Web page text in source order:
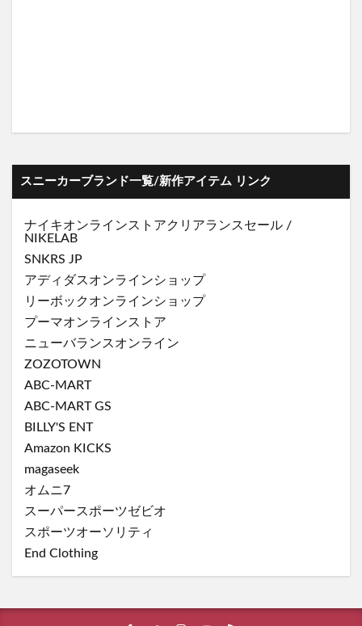
スニーカーブランド一覧/新作アイテム リンク
ナイキオンラインストアクリアランスセール /
NIKELAB
SNKRS JP
アディダスオンラインショップ
リーボックオンラインショップ
プーマオンラインストア
ニューバランスオンライン
ZOZOTOWN
ABC-MART
ABC-MART GS
BILLY'S ENT
Amazon KICKS
magaseek
オムニ7
スーパースポーツゼビオ
スポーツオーソリティ
End Clothing